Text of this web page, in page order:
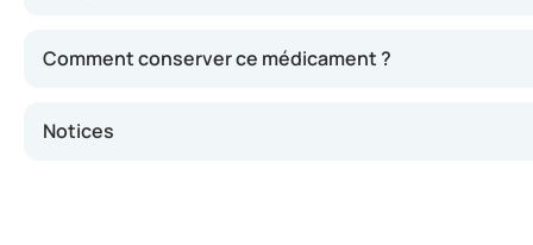
Comment conserver ce médicament ?
Notices